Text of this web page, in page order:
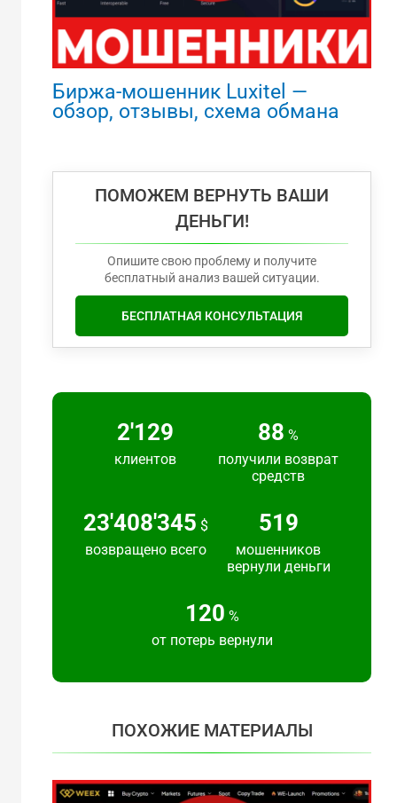
Биржа-мошенник Luxitel —
обзор, отзывы, схема обмана
ПОМОЖЕМ ВЕРНУТЬ ВАШИ
ДЕНЬГИ!
Опишите свою проблему и получите
бесплатный анализ вашей ситуации.
БЕСПЛАТНАЯ КОНСУЛЬТАЦИЯ
2'217
клиентов
91 %
получили возврат
средств
24'383'692 $
возвращено всего
540
мошенников
вернули деньги
125 %
от потерь вернули
ПОХОЖИЕ МАТЕРИАЛЫ